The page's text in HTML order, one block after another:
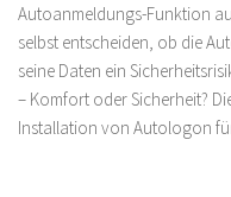
Autoanmeldungs-Funktion
selbst entscheiden, ob die
seine Daten ein
– Komfort oder Sicherheit?
Installation von Autologon